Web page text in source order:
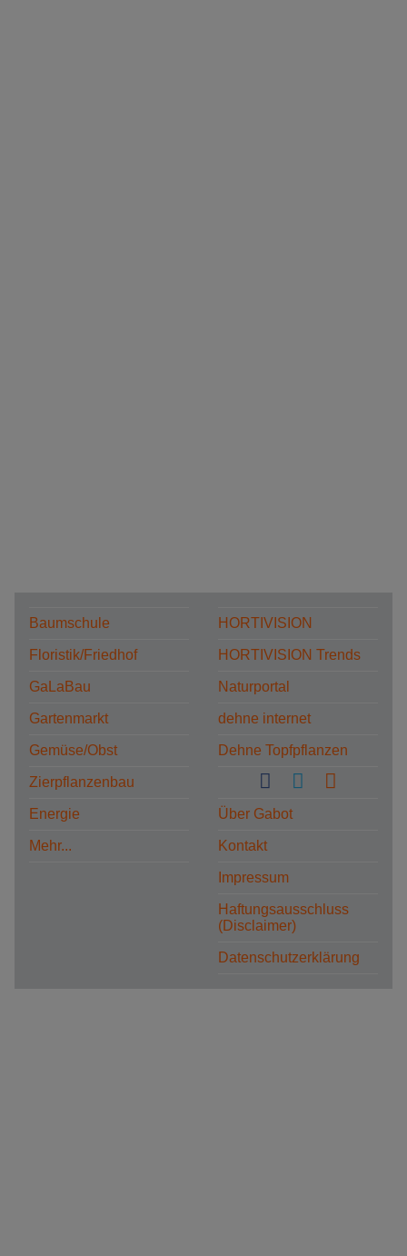
Baumschule
Floristik/Friedhof
GaLaBau
Gartenmarkt
Gemüse/Obst
Zierpflanzenbau
Energie
Mehr...
HORTIVISION
HORTIVISION Trends
Naturportal
dehne internet
Dehne Topfpflanzen
Über Gabot
Kontakt
Impressum
Haftungsausschluss
(Disclaimer)
Datenschutzerklärung